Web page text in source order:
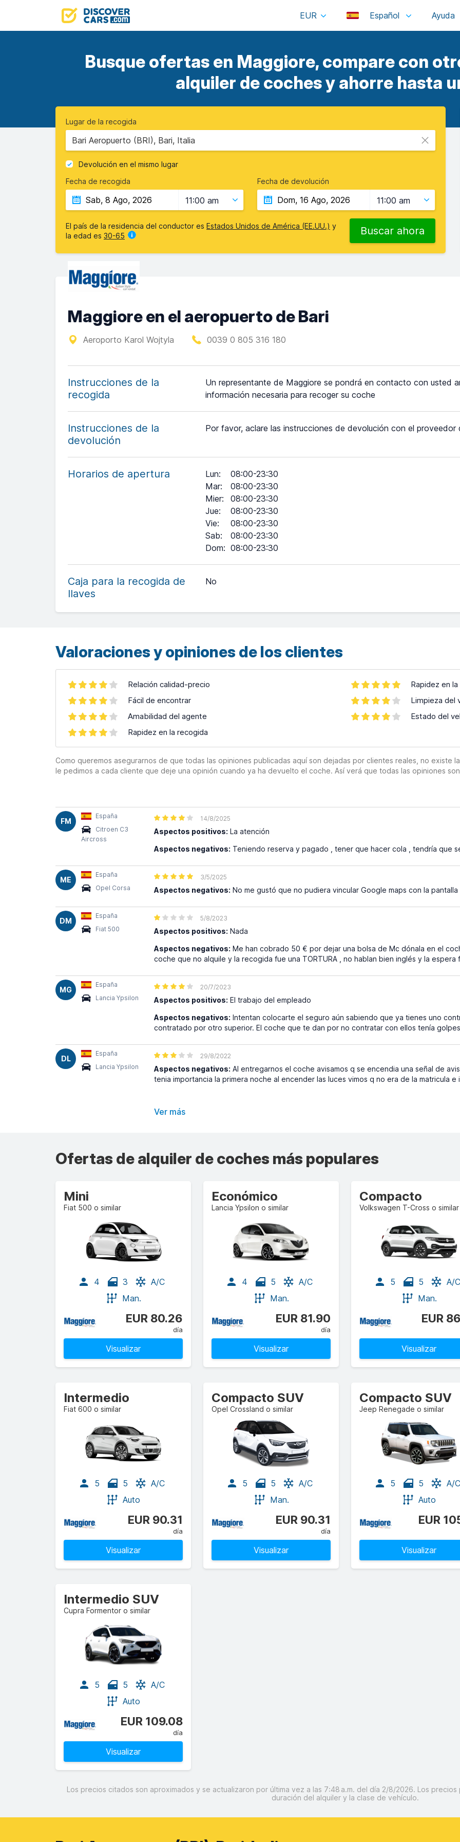
EUR Español
Busque ofertas en Maggiore, compare con
alquiler de coches y ahorre hasta
Lugar de la recogida
Bari Aeropuerto (BRI), Bari, Italia
Devolución en el mismo lugar
Fecha de recogida
11:00 am
Fecha de devolución
11:00 am
El país de la residencia del conductor es Estados Unidos de América (EE.UU.) y
la edad es 30-65 Buscar ahora
Maggiore en el aeropuerto de Bari
Aeroporto Karol Wojtyla 0039 0 805 316 180
Instrucciones de la
recogida
Un representante de Maggiore se pondrá en contacto con usted
información necesaria para recoger su coche
Instrucciones de la
devolución
Por favor, aclare las instrucciones de devolución con el
Horarios de apertura Lun:
08:00-23:30
Mar:
08:00-23:30
Mier:
08:00-23:30
Jue:
08:00-23:30
Vie:
08:00-23:30
Sab:
08:00-23:30
Dom: 08:00-23:30
Caja para la recogida de
llaves
No
Valoraciones y opiniones de los clientes
Relación calidad-precio
Fácil de encontrar
Amabilidad del agente
Rapidez en la recogida
Rapidez en
Limpieza del
Estado del
Como queremos asegurarnos de que todas las opiniones publicadas aquí son dejadas por clientes reales, no existe
le pedimos a cada cliente que deje una opinión cuando ya ha devuelto el coche. Así verá que todas las opiniones
FM
España
Citroen C3
Aircross
14/8/2025
Aspectos positivos: La atención
Aspectos negativos: Teniendo reserva y pagado , tener que hacer cola , tendría que
ME
España
Opel Corsa
3/5/2025
Aspectos negativos: No me gustó que no pudiera vincular Google maps con la
DM
España
Fiat 500
5/8/2023
Aspectos positivos: Nada
Aspectos negativos: Me han cobrado 50 € por dejar una bolsa de Mc dónala en el
coche que no alquile y la recogida fue una TORTURA , no hablan bien inglés y la espera
MG
España
Lancia Ypsilon
20/7/2023
Aspectos positivos: El trabajo del empleado
Aspectos negativos: Intentan colocarte el seguro aún sabiendo que ya tienes uno
contratado por otro superior. El coche que te dan por no contratar con ellos tenía
DL
España
Lancia Ypsilon
29/8/2022
Aspectos negativos: Al entregarnos el coche avisamos q se encendia una señal de
tenia importancia la primera noche al encender las luces vimos q no era de la matricula
Ver más
Ofertas de alquiler de coches más populares
Mini
Fiat 500 o similar
4 3
A/C
Man.
EUR 80.26
día
Visualizar
Económico
Lancia Ypsilon o similar
4 5
A/C
Man.
EUR 81.90
día
Visualizar
Compacto
Volkswagen T-Cross o similar
5 5
A/C
Man.
EUR
Visualizar
Intermedio
Fiat 600 o similar
5 5
A/C
Auto
EUR 90.31
día
Visualizar
Compacto SUV
Opel Crossland o similar
5 5
A/C
Man.
EUR 90.31
día
Visualizar
Compacto SUV
Jeep Renegade o similar
5 5
A/C
Auto
EUR
Visualizar
Intermedio SUV
Cupra Formentor o similar
5 5
A/C
Auto
EUR 109.08
día
Visualizar
Los precios citados son aproximados y se actualizaron por última vez a las 7:48 a.m. del día 2/8/2026. Los
duración del alquiler y la clase de vehículo.